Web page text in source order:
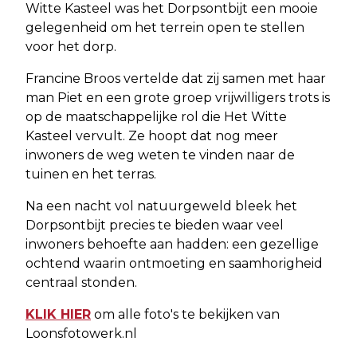
Witte Kasteel was het Dorpsontbijt een mooie
gelegenheid om het terrein open te stellen
voor het dorp.
Francine Broos vertelde dat zij samen met haar
man Piet en een grote groep vrijwilligers trots is
op de maatschappelijke rol die Het Witte
Kasteel vervult. Ze hoopt dat nog meer
inwoners de weg weten te vinden naar de
tuinen en het terras.
Na een nacht vol natuurgeweld bleek het
Dorpsontbijt precies te bieden waar veel
inwoners behoefte aan hadden: een gezellige
ochtend waarin ontmoeting en saamhorigheid
centraal stonden.
KLIK HIER om alle foto's te bekijken van
Loonsfotowerk.nl